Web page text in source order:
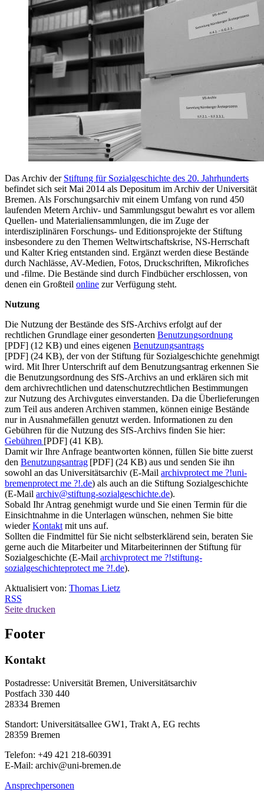
Das Archiv der Stiftung für Sozialgeschichte des 20. Jahrhunderts
befindet sich seit Mai 2014 als Depositum im Archiv der Universität
Bremen. Als Forschungsarchiv mit einem Umfang von rund 450
laufenden Metern Archiv- und Sammlungsgut bewahrt es vor allem
Quellen- und Materialiensammlungen, die im Zuge der
interdisziplinären Forschungs- und Editionsprojekte der Stiftung
insbesondere zu den Themen Weltwirtschaftskrise, NS-Herrschaft
und Kalter Krieg entstanden sind. Ergänzt werden diese Bestände
durch Nachlässe, AV-Medien, Fotos, Druckschriften, Mikrofiches
und -filme. Die Bestände sind durch Findbücher erschlossen, von
denen ein Großteil online zur Verfügung steht.
Nutzung
Die Nutzung der Bestände des SfS-Archivs erfolgt auf der
rechtlichen Grundlage einer gesonderten Benutzungsordnung
[PDF] (12 KB) und eines eigenen Benutzungsantrags
[PDF] (24 KB), der von der Stiftung für Sozialgeschichte genehmigt
wird. Mit Ihrer Unterschrift auf dem Benutzungsantrag erkennen Sie
die Benutzungsordnung des SfS-Archivs an und erklären sich mit
dem archivrechtlichen und datenschutzrechtlichen Bestimmungen
zur Nutzung des Archivgutes einverstanden. Da die Überlieferungen
zum Teil aus anderen Archiven stammen, können einige Bestände
nur in Ausnahmefällen genutzt werden. Informationen zu den
Gebühren für die Nutzung des SfS-Archivs finden Sie hier:
Gebühren [PDF] (41 KB).
Damit wir Ihre Anfrage beantworten können, füllen Sie bitte zuerst
den Benutzungsantrag [PDF] (24 KB) aus und senden Sie ihn
sowohl an das Universitätsarchiv (E-Mail archivprotect me ?!uni-
bremenprotect me ?!.de) als auch an die Stiftung Sozialgeschichte
(E-Mail archiv@stiftung-sozialgeschichte.de).
Sobald Ihr Antrag genehmigt wurde und Sie einen Termin für die
Einsichtnahme in die Unterlagen wünschen, nehmen Sie bitte
wiederKontakt mit uns auf.
Sollten die Findmittel für Sie nicht selbsterklärend sein, beraten Sie
gerne auch die Mitarbeiter und Mitarbeiterinnen der Stiftung für
Sozialgeschichte (E-Mail archivprotect me ?!stiftung-
sozialgeschichteprotect me ?!.de).
Aktualisiert von: Thomas Lietz
RSS
Seite drucken
Footer
Kontakt
Postadresse: Universität Bremen, Universitätsarchiv
Postfach 330 440
28334 Bremen
Standort: Universitätsallee GW1, Trakt A, EG rechts
28359 Bremen
Telefon: +49 421 218-60391
E-Mail: archiv@uni-bremen.de
Ansprechpersonen